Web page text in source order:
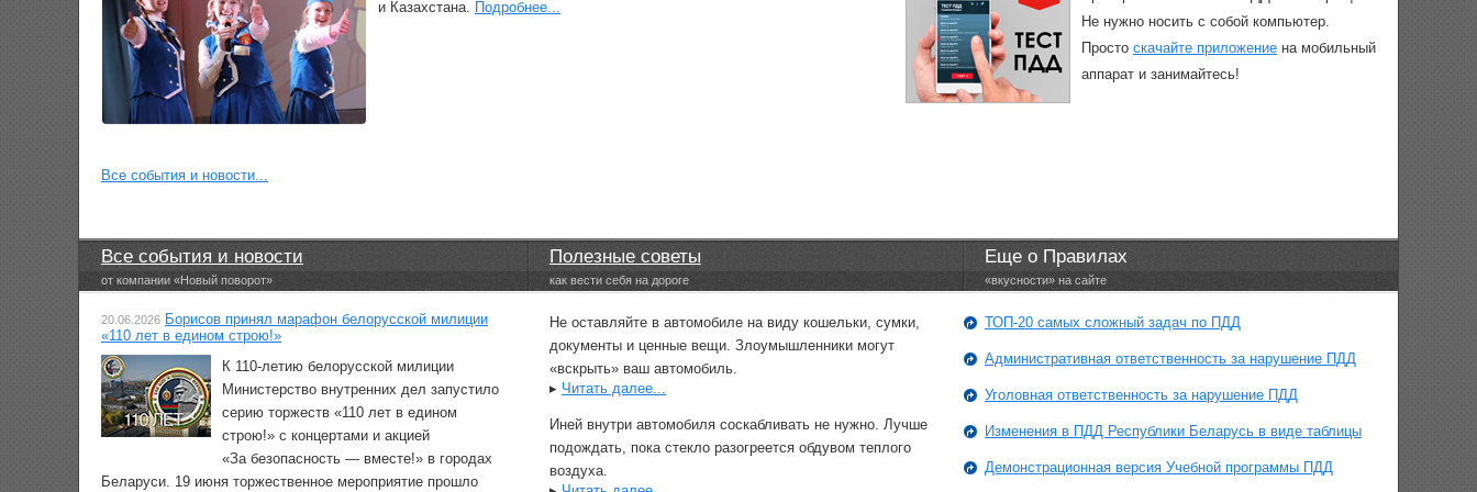
и Казахстана. Подробнее...
Все события и новости...
Не нужно носить с собой компьютер.
Просто скачайте приложение на мобильный
аппарат и занимайтесь!
Все события и новости
от компании «Новый поворот»
20.06.2026 Борисов принял марафон белорусской милиции
«110 лет в едином строю!»
К 110-летию белорусской милиции
Министерство внутренних дел запустило
серию торжеств «110 лет в едином
строю!» с концертами и акцией
«За безопасность — вместе!» в городах
Беларуси. 19 июня торжественное мероприятие прошло
Полезные советы
как вести себя на дороге
Не оставляйте в автомобиле на виду кошельки, сумки,
документы и ценные вещи. Злоумышленники могут
«вскрыть» ваш автомобиль.
▸ Читать далее...
Иней внутри автомобиля соскабливать не нужно. Лучше
подождать, пока стекло разогреется обдувом теплого
воздуха.
Еще о Правилах
«вкусности» на сайте
ТОП-20 самых сложный задач по ПДД
Административная ответственность за нарушение ПДД
Уголовная ответственность за нарушение ПДД
Изменения в ПДД Республики Беларусь в виде таблицы
Демонстрационная версия Учебной программы ПДД